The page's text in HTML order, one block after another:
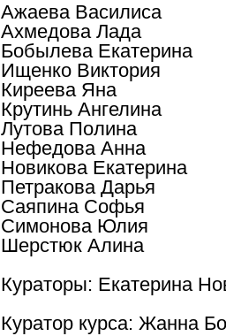
Ажаева Василиса
Ахмедова Лада
Бобылева Екатерина
Ищенко Виктория
Киреева Яна
Крутинь Ангелина
Лутова Полина
Нефедова Анна
Новикова Екатерина
Петракова Дарья
Саяпина Софья
Симонова Юлия
Шерстюк Алина
Кураторы: Екатерина
Куратор курса: Жанна